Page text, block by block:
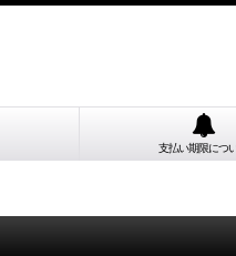
支払い期限につ